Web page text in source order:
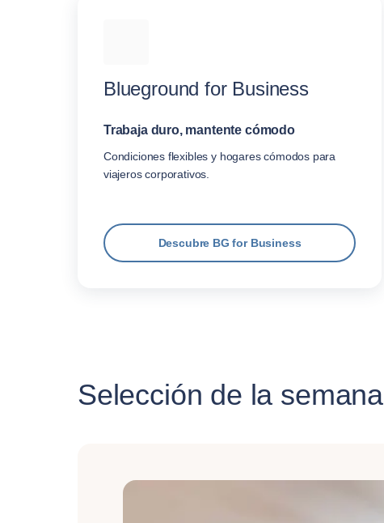
Blueground for Business
Trabaja duro, mantente cómodo
Condiciones flexibles y hogares cómodos para
viajeros corporativos.
Descubre BG for Business
Selección de la semana